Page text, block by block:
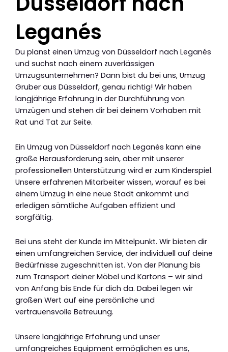
Leganés
Du planst einen Umzug von Düsseldorf nach Leganés
und suchst nach einem zuverlässigen
Umzugsunternehmen? Dann bist du bei uns, Umzug
Gruber aus Düsseldorf, genau richtig! Wir haben
langjährige Erfahrung in der Durchführung von
Umzügen und stehen dir bei deinem Vorhaben mit
Rat und Tat zur Seite.
Ein Umzug von Düsseldorf nach Leganés kann eine
große Herausforderung sein, aber mit unserer
professionellen Unterstützung wird er zum Kinderspiel.
Unsere erfahrenen Mitarbeiter wissen, worauf es bei
einem Umzug in eine neue Stadt ankommt und
erledigen sämtliche Aufgaben effizient und
sorgfältig.
Bei uns steht der Kunde im Mittelpunkt. Wir bieten dir
einen umfangreichen Service, der individuell auf deine
Bedürfnisse zugeschnitten ist. Von der Planung bis
zum Transport deiner Möbel und Kartons – wir sind
von Anfang bis Ende für dich da. Dabei legen wir
großen Wert auf eine persönliche und
vertrauensvolle Betreuung.
Unsere langjährige Erfahrung und unser
umfangreiches Equipment ermöglichen es uns,